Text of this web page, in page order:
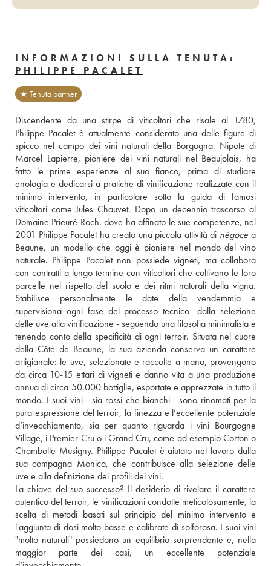
INFORMAZIONI SULLA TENUTA:
PHILIPPE PACALET
★ Tenuta partner
Discendente da una stirpe di viticoltori che risale al 1780,
Philippe Pacalet è attualmente considerato una delle figure di
spicco nel campo dei vini naturali della Borgogna. Nipote di
Marcel Lapierre, pioniere dei vini naturali nel Beaujolais, ha
fatto le prime esperienze al suo fianco, prima di studiare
enologia e dedicarsi a pratiche di vinificazione realizzate con il
minimo intervento, in particolare sotto la guida di famosi
viticoltori come Jules Chauvet. Dopo un decennio trascorso al
Domaine Prieuré Roch, dove ha affinato le sue competenze, nel
2001 Philippe Pacalet ha creato una piccola attività di négoce a
Beaune, un modello che oggi è pioniere nel mondo del vino
naturale. Philippe Pacalet non possiede vigneti, ma collabora
con contratti a lungo termine con viticoltori che coltivano le loro
parcelle nel rispetto del suolo e dei ritmi naturali della vigna.
Stabilisce personalmente le date della vendemmia e
supervisiona ogni fase del processo tecnico -dalla selezione
delle uve alla vinificazione - seguendo una filosofia minimalista e
tenendo conto della specificità di ogni terroir. Situata nel cuore
della Côte de Beaune, la sua azienda conserva un carattere
artigianale: le uve, selezionate e raccolte a mano, provengono
da circa 10-15 ettari di vigneti e danno vita a una produzione
annua di circa 50.000 bottiglie, esportate e apprezzate in tutto il
mondo. I suoi vini - sia rossi che bianchi - sono rinomati per la
pura espressione del terroir, la finezza e l’eccellente potenziale
d’invecchiamento, sia per quanto riguarda i vini Bourgogne
Village, i Premier Cru o i Grand Cru, come ad esempio Corton o
Chambolle-Musigny. Philippe Pacalet è aiutato nel lavoro dalla
sua compagna Monica, che contribuisce alla selezione delle
uve e alla definizione dei profili dei vini.
La chiave del suo successo? Il desiderio di rivelare il carattere
autentico del terroir, le vinificazioni condotte meticolosamente, la
scelta di metodi basati sul principio del minimo intervento e
l'aggiunta di dosi molto basse e calibrate di solforosa. I suoi vini
"molto naturali" possiedono un equilibrio sorprendente e, nella
maggior parte dei casi, un eccellente potenziale